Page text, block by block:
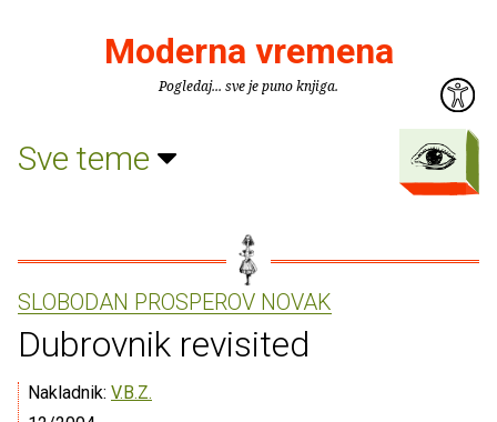
Moderna vremena
Pogledaj... sve je puno knjiga.
Sve teme
SLOBODAN PROSPEROV NOVAK
Dubrovnik revisited
Nakladnik: V.B.Z.